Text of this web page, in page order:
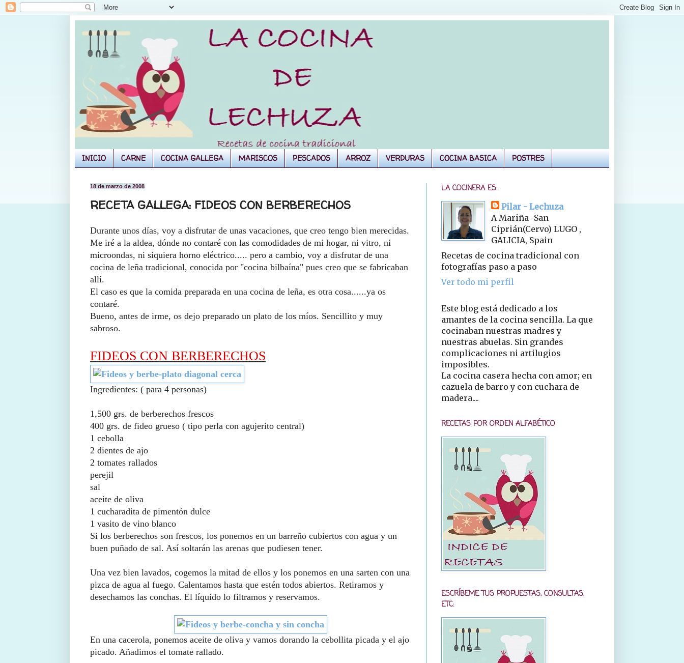
INICIO CARNE COCINA GALLEGA MARISCOS PESCADOS ARROZ VERDURAS COCINA BASICA POSTRES
18 de marzo de 2008
RECETA GALLEGA: FIDEOS CON BERBERECHOS
Durante unos días, voy a disfrutar de unas vacaciones, que creo tengo bien merecidas.
Me iré a la aldea, dónde no contaré con las comodidades de mi hogar, ni vitro, ni
microondas, ni siquiera horno eléctrico..... pero a cambio, voy a disfrutar de una
cocina de leña tradicional, conocida por "cocina bilbaína" pues creo que se fabricaban
allí.
El caso es que la comida preparada en una cocina de leña, es otra cosa......ya os
contaré.
Bueno, antes de irme, os dejo preparado un plato de los míos. Sencillito y muy
sabroso.
FIDEOS CON BERBERECHOS
Ingredientes: ( para 4 personas)
1,500 grs. de berberechos frescos
400 grs. de fideo grueso ( tipo perla con agujerito central)
1 cebolla
2 dientes de ajo
2 tomates rallados
perejil
sal
aceite de oliva
1 cucharadita de pimentón dulce
1 vasito de vino blanco
Si los berberechos son frescos, los ponemos en un barreño cubiertos con agua y un
buen puñado de sal. Así soltarán las arenas que pudiesen tener.
Una vez bien lavados, cogemos la mitad de ellos y los ponemos en una sarten con una
pizca de agua al fuego. Calentamos hasta que estén todos abiertos. Retiramos y
desechamos las conchas. El líquido lo filtramos y reservamos.
En una cacerola, ponemos aceite de oliva y vamos dorando la cebollita picada y el ajo
picado. Añadimos el tomate rallado.
LA COCINERA ES:
Pilar - Lechuza
A Mariña -San
Ciprián(Cervo) LUGO ,
GALICIA, Spain
Recetas de cocina tradicional con
fotografías paso a paso
Ver todo mi perfil
Este blog está dedicado a los
amantes de la cocina sencilla. La que
cocinaban nuestras madres y
nuestras abuelas. Sin grandes
complicaciones ni artilugios
imposibles.
La cocina casera hecha con amor; en
cazuela de barro y con cuchara de
madera....
RECETAS POR ORDEN ALFABÉTICO
ESCRÍBEME TUS PROPUESTAS, CONSULTAS,
ETC: